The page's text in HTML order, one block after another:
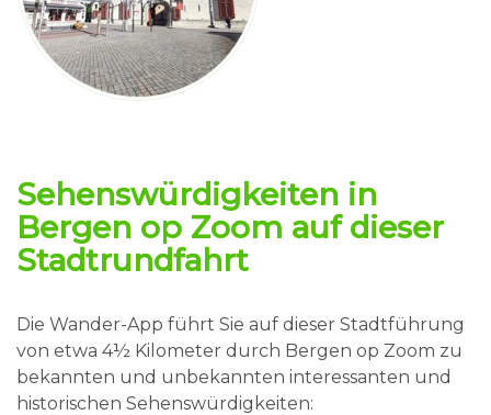
Sehenswürdigkeiten in
Bergen op Zoom auf dieser
Stadtrundfahrt
Die Wander-App führt Sie auf dieser Stadtführung
von etwa 4½ Kilometer durch Bergen op Zoom zu
bekannten und unbekannten interessanten und
historischen Sehenswürdigkeiten: